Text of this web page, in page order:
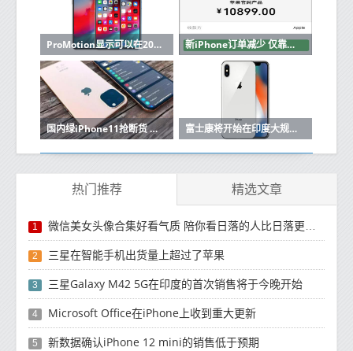
ProMotion显示可以在2020年推出iPhone 新iPhone订单减少 仅靠新推出的午夜绿配色挺着
国内绿iPhone11抢断货 其他颜色暗淡无以为 富士康将开始在印度大规模生产最新的iPhone
热门推荐 精选文章
1 微信美女头像合集好看气质 陪你看日落的人比日落更浪漫
2 三星在智能手机出货量上超过了苹果
3 三星Galaxy M42 5G在印度的首次销售将于今晚开始
4 Microsoft Office在iPhone上收到重大更新
5 新数据确认iPhone 12 mini的销售低于预期